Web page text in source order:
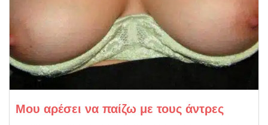
Μου αρέσει να παίζω με τους άντρες